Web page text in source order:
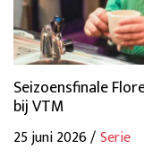
Seizoensfinale
bij VTM
25 juni 2026 /Serie